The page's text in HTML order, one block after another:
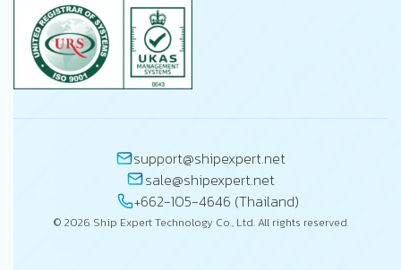
support@shipexpert.net
sale@shipexpert.net
+662-105-4646 (Thailand)
© 2026 Ship Expert Technology Co., Ltd. All rights reserved.